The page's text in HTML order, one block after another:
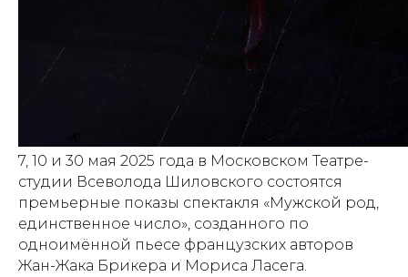
7, 10 и 30 мая 2025 года в Московском Театре-
студии Всеволода Шиловского состоятся
премьерные показы спектакля «Мужской род,
единственное число», созданного по
одноимённой пьесе французских авторов
Жан-Жака Брикера и Мориса Ласега.